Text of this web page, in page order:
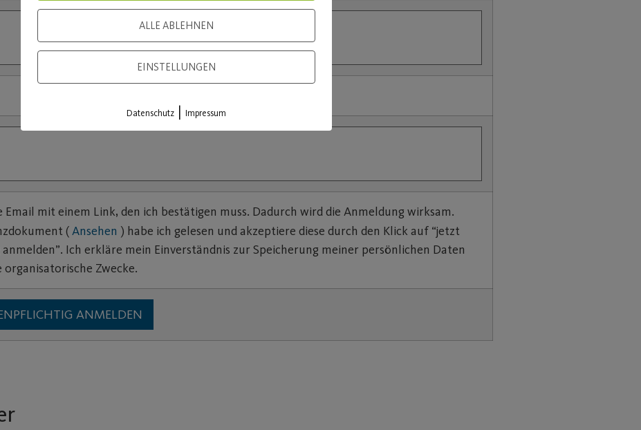
Email mit einem Link, den ich bestätigen muss. Dadurch wird die Anmeldung wirksam.
(Ansehen ) habe ich gelesen und akzeptiere diese durch den Klick auf “jetzt
Ich erkläre mein Einverständnis zur Speicherung meiner persönlichen Daten
Zwecke.
ALLE ABLEHNEN
EINSTELLUNGEN
Datenschutz | Impressum